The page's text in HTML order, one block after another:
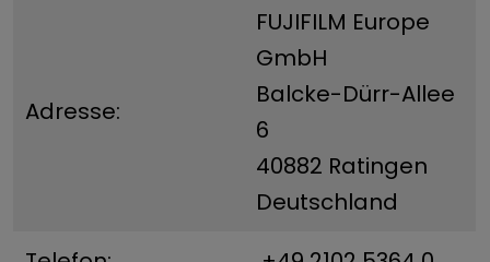
Adresse:
FUJIFILM Europe
GmbH
Balcke-Dürr-Allee
6
40882 Ratingen
Deutschland